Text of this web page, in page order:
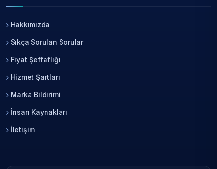
Hakkımızda
Sıkça Sorulan Sorular
Fiyat Şeffaflığı
Hizmet Şartları
Marka Bildirimi
İnsan Kaynakları
İletişim